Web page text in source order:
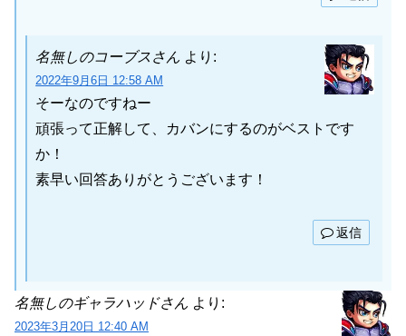
名無しのコーブスさん より:
2022年9月6日 12:58 AM
そーなのですねー
頑張って正解して、カバンにするのがベストです
か！
素早い回答ありがとうございます！
返信
名無しのギャラハッドさん より:
2023年3月20日 12:40 AM